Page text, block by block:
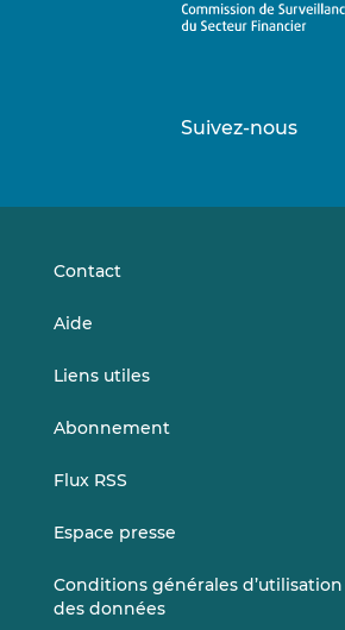
Suivez-nous
Contact
Aide
Liens utiles
Abonnement
Flux RSS
Espace presse
Conditions générales
des données